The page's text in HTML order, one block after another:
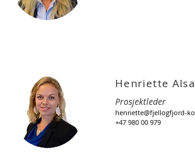
Henriette
Prosjektleder
henriette@fjellogfjord-
+47 980 00 979